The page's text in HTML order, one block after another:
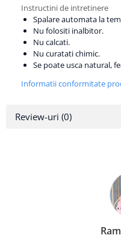
Instructini de intretinere
Spalare automata la
Nu folositi inalbitor.
Nu calcati.
Nu curatati chimic.
Se poate usca natural,
Informatii conformitate
Review-uri (0)